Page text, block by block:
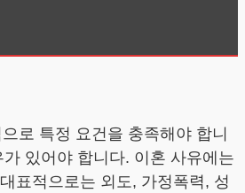
로 특정 요건을 충족해야 합니
있어야 합니다. 이혼 사유에는
표적으로는 외도, 가정폭력, 성